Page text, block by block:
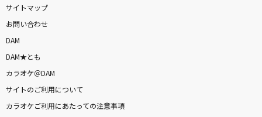
サイトマップ
お問い合わせ
DAM
DAM★とも
カラオケ＠DAM
サイトのご利用について
カラオケご利用にあたっての注意事項